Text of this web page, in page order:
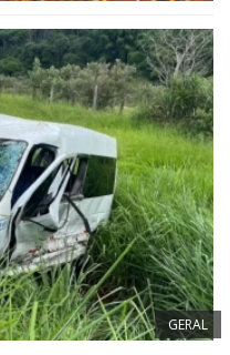
GERAL